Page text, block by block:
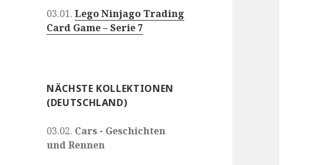
03.01.Lego Ninjago Trading
Card Game – Serie 7
NÄCHSTE KOLLEKTIONEN
(DEUTSCHLAND)
03.02. Cars - Geschichten
und Rennen